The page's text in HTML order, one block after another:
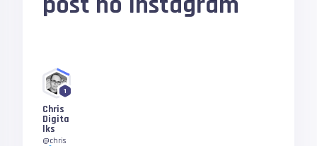
1
Chris
Digita
lks
@chris